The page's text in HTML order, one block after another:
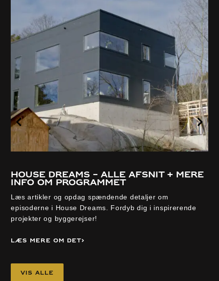
House Dreams – alle afsnit + mere
info om programmet
Læs artikler og opdag spændende detaljer om
episoderne i House Dreams. Fordyb dig i inspirerende
projekter og byggerejser!
Læs mere om det
Vis alle